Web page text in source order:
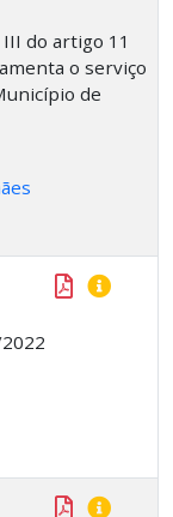
do artigo 11
o serviço
de